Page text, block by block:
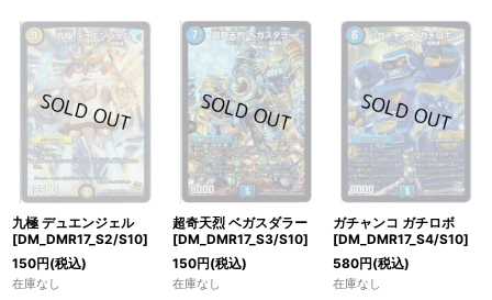
九極 デュエンジェル
[DM_DMR17_S2/S10]
150円(税込)
在庫なし
超奇天烈 ベガスダラー
[DM_DMR17_S3/S10]
150円(税込)
在庫なし
ガチャンコ ガチロボ
[DM_DMR17_S4/S10]
580円(税込)
在庫なし